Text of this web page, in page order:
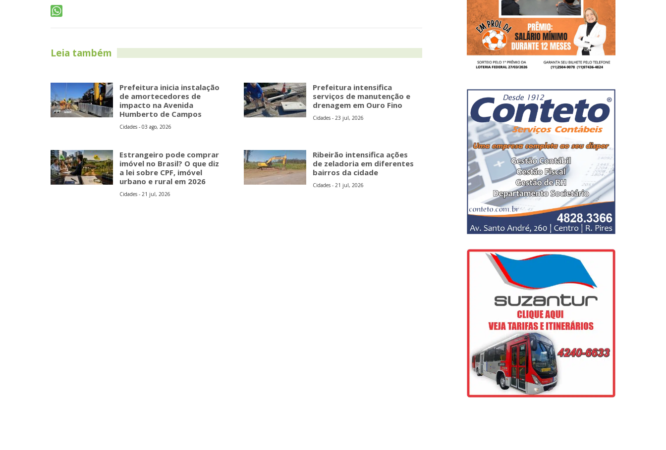
Leia também
Prefeitura inicia instalação
de amortecedores de
impacto na Avenida
Humberto de Campos
Cidades - 03 ago, 2026
Prefeitura intensifica
serviços de manutenção e
drenagem em Ouro Fino
Cidades - 23 jul, 2026
Estrangeiro pode comprar
imóvel no Brasil? O que diz
a lei sobre CPF, imóvel
urbano e rural em 2026
Cidades - 21 jul, 2026
Ribeirão intensifica ações
de zeladoria em diferentes
bairros da cidade
Cidades - 21 jul, 2026